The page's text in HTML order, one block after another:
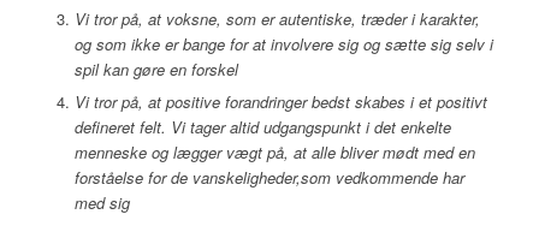
Vi tror på, at voksne, som er autentiske, træder i karakter,
og som ikke er bange for at involvere sig og sætte sig selv i
spil kan gøre en forskel
Vi tror på, at positive forandringer bedst skabes i et positivt
defineret felt. Vi tager altid udgangspunkt i det enkelte
menneske og lægger vægt på, at alle bliver mødt med en
forståelse for de vanskeligheder,som vedkommende har
med sig